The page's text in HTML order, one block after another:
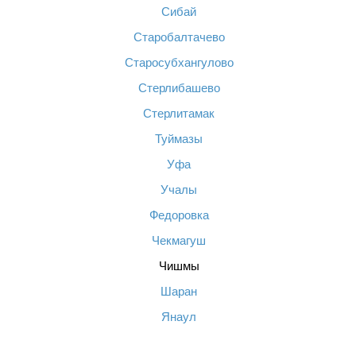
Сибай
Старобалтачево
Старосубхангулово
Стерлибашево
Стерлитамак
Туймазы
Уфа
Учалы
Федоровка
Чекмагуш
Чишмы
Шаран
Янаул